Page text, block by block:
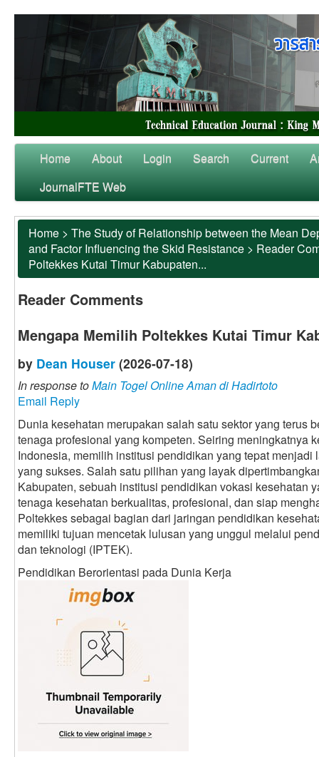
Home About Login Search Current
JournalFTE Web
Home > The Study of Relationship between the Mean
and Factor Influencing the Skid Resistance > Reader
Poltekkes Kutai Timur Kabupaten...
Reader Comments
Mengapa Memilih Poltekkes Kutai Timur
by Dean Houser (2026-07-18)
In response toMain Togel Online Aman di Hadirtoto
Email Reply
Dunia kesehatan merupakan salah satu sektor yang terus
tenaga profesional yang kompeten. Seiring meningkatnya
Indonesia, memilih institusi pendidikan yang tepat
yang sukses. Salah satu pilihan yang layak
Kabupaten, sebuah institusi pendidikan vokasi kesehatan
tenaga kesehatan berkualitas, profesional, dan siap
Poltekkes sebagai bagian dari jaringan pendidikan
memiliki tujuan mencetak lulusan yang unggul melalui
dan teknologi (IPTEK).
Pendidikan Berorientasi pada Dunia Kerja